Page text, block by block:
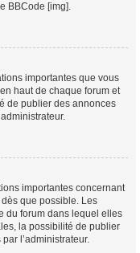
BBCode [img].
importantes que vous
haut de chaque forum et
de publier des annonces
importantes concernant
que possible. Les
du forum dans lequel elles
la possibilité de publier
l’administrateur.